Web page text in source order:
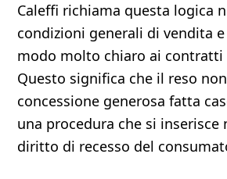
Caleffi richiama questa logica
condizioni generali di vendita
modo molto chiaro ai contratti
Questo significa che il reso
concessione generosa fatta
una procedura che si inserisce
diritto di recesso del